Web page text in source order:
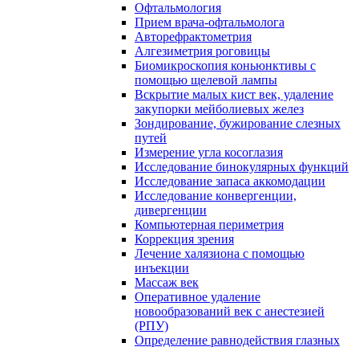
Офтальмология
Прием врача-офтальмолога
Авторефрактометрия
Алгезиметрия роговицы
Биомикроскопия коньюнктивы с
помощью щелевой лампы
Вскрытие малых кист век, удаление
закупорки мейболиевых желез
Зондирование, бужирование слезных
путей
Измерение угла косоглазия
Исследование бинокулярных функций
Исследование запаса аккомодации
Исследование конвергенции,
дивергенции
Компьютерная периметрия
Коррекция зрения
Лечение халязиона с помощью
инъекции
Массаж век
Оперативное удаление
новообразований век с анестезией
(РПУ)
Определение равнодействия глазных